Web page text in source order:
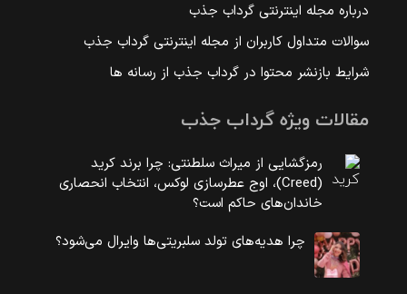
درباره مجله اینترنتی گرداب جذب
سوالات متداول کاربران از مجله اینترنتی گرداب جذب
شرایط بازنشر محتوا در گرداب جذب از رسانه ها
مقالات ویژه گرداب جذب
رمزگشایی از میراث سلطنتی: چرا برند کرید
(Creed)، اوج عطرسازی لوکس، انتخاب انحصاری
خاندان‌های حاکم است؟
چرا هدیه‌های تولد سلبریتی‌ها وایرال می‌شود؟